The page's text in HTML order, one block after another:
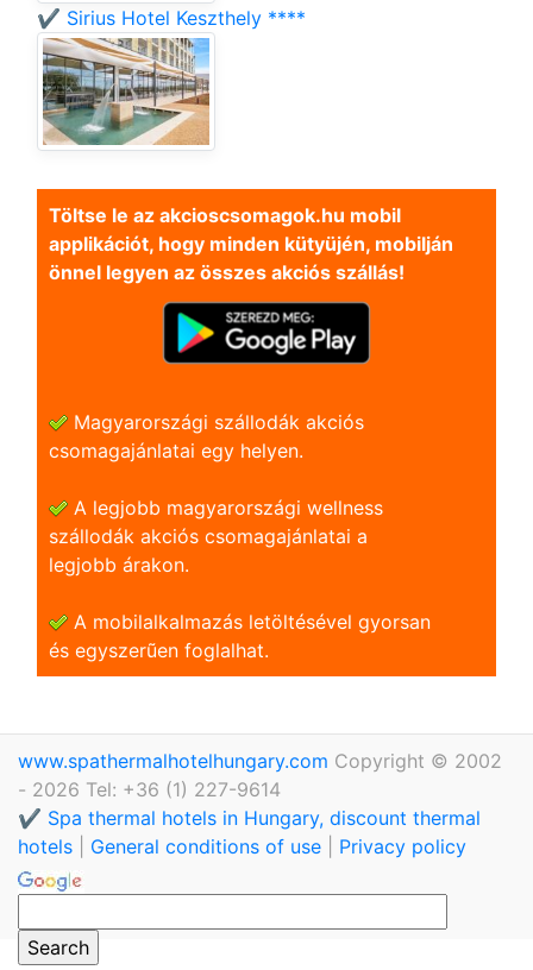
✔️ Sirius Hotel Keszthely ****
Töltse le az akcioscsomagok.hu mobil
applikációt, hogy minden kütyüjén, mobilján
önnel legyen az összes akciós szállás!
Magyarországi szállodák akciós
csomagajánlatai egy helyen.
A legjobb magyarországi wellness
szállodák akciós csomagajánlatai a
legjobb árakon.
A mobilalkalmazás letöltésével gyorsan
és egyszerũen foglalhat.
www.spathermalhotelhungary.com Copyright © 2002
- 2026 Tel: +36 (1) 227-9614
✔️ Spa thermal hotels in Hungary, discount thermal
hotels
General conditions of use Privacy policy